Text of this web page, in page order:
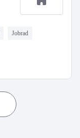
Jobrad